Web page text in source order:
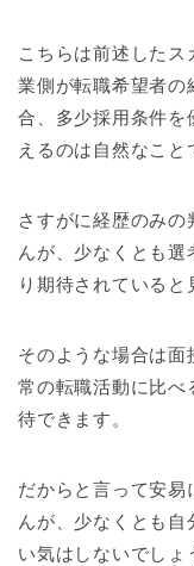
こちらは前述した
業側が転職希望者の
合、多少採用条件を
えるのは自然なこと
さすがに経歴のみ
んが、少なくとも
り期待されていると
そのような場合は面
常の転職活動に比べ
待できます。
だからと言って安
んが、少なくとも
い気はしないでしょ